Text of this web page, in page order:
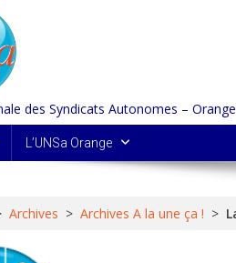
des Syndicats Autonomes –
L’UNSa Orange
Archives > Archives A la une ça ! >